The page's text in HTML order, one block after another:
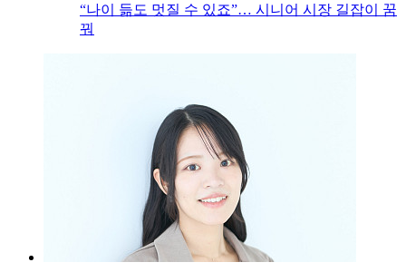
“나이 듦도 멋질 수 있죠”… 시니어 시장 길잡이 꿈
꿔